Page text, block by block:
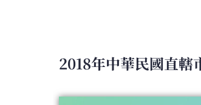
2018年中華民國直轄